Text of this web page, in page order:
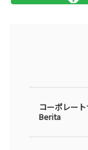
コーポレー
Berita